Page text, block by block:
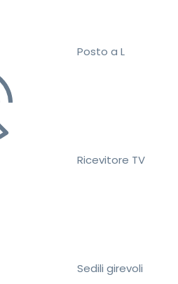
Posto a L
Ricevitore TV
Sedili girevoli